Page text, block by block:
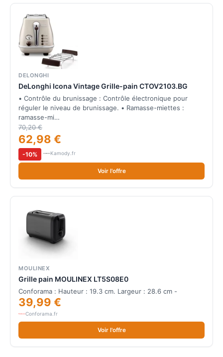
DELONGHI
DeLonghi Icona Vintage Grille-pain CTOV2103.BG
• Contrôle du brunissage : Contrôle électronique pour
réguler le niveau de brunissage. • Ramasse-miettes :
ramasse-mi…
70,20 €
62,98 €
-10% Kamody.fr
Voir l'offre
MOULINEX
Grille pain MOULINEX LT5S08E0
Conforama : Hauteur : 19.3 cm. Largeur : 28.6 cm -
39,99 €
Conforama.fr
Voir l'offre